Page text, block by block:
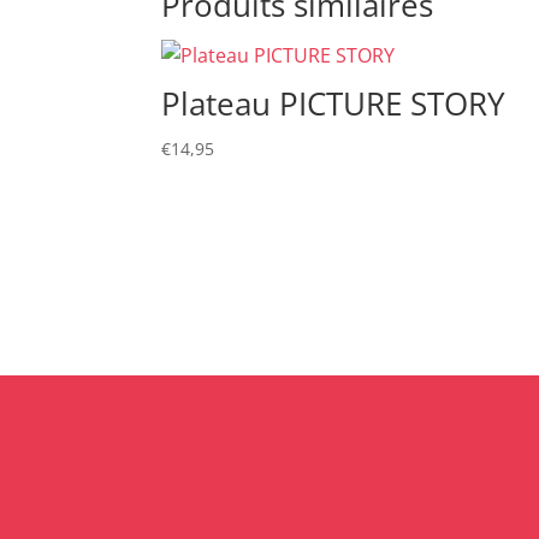
Plateau PICTURE STORY
€14,95